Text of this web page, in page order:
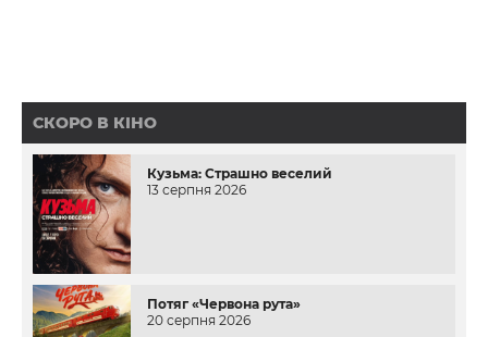
СКОРО В КІНО
Кузьма: Страшно веселий
13 серпня 2026
Потяг «Червона рута»
20 серпня 2026